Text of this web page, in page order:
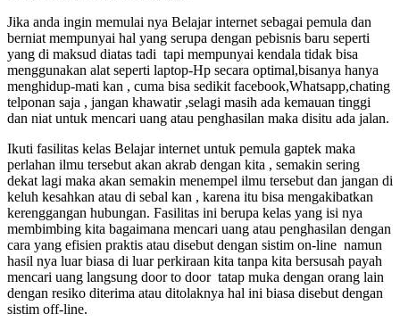
Jika anda ingin memulai nya Belajar internet sebagai pemula dan
berniat mempunyai hal yang serupa dengan pebisnis baru seperti
yang di maksud diatas tadi tapi mempunyai kendala tidak bisa
menggunakan alat seperti laptop-Hp secara optimal,bisanya hanya
menghidup-mati kan , cuma bisa sedikit facebook,Whatsapp,chating
telponan saja , jangan khawatir ,selagi masih ada kemauan tinggi
dan niat untuk mencari uang atau penghasilan maka disitu ada jalan.
Ikuti fasilitas kelas Belajar internet untuk pemula gaptek maka
perlahan ilmu tersebut akan akrab dengan kita , semakin sering
dekat lagi maka akan semakin menempel ilmu tersebut dan jangan di
keluh kesahkan atau di sebal kan , karena itu bisa mengakibatkan
kerenggangan hubungan. Fasilitas ini berupa kelas yang isi nya
membimbing kita bagaimana mencari uang atau penghasilan dengan
cara yang efisien praktis atau disebut dengan sistim on-line namun
hasil nya luar biasa di luar perkiraan kita tanpa kita bersusah payah
mencari uang langsung door to door tatap muka dengan orang lain
dengan resiko diterima atau ditolaknya hal ini biasa disebut dengan
sistim off-line.